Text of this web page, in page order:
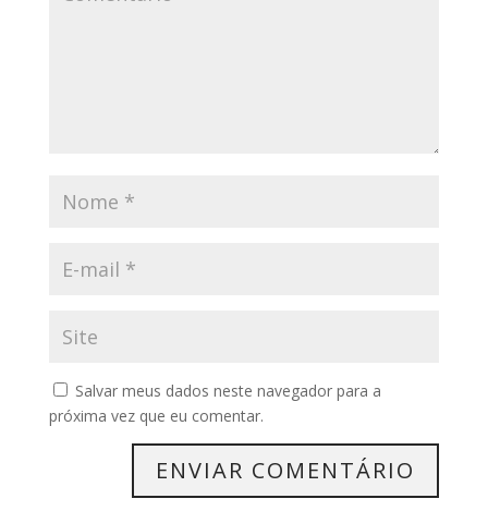
Salvar meus dados neste navegador para a
próxima vez que eu comentar.